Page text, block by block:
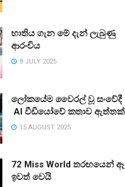
භාතිය ගැන මේ දැන් ලැබුණු
ආරංචිය
8 JULY 2025
ලෝකයේම වෛරල් වූ සංවේදී
AI වීඩියෝවේ කතාව ඇත්තක්
15 AUGUST 2025
72 Miss World තරඟයෙන් ඈ
ඉවත් වෙයි